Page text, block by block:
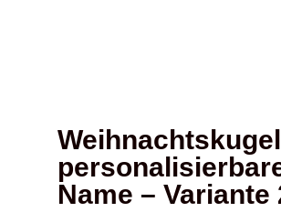
Weihnachtskugel
Name – Variante